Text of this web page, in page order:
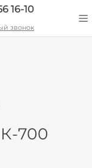
16-10
звонок
700